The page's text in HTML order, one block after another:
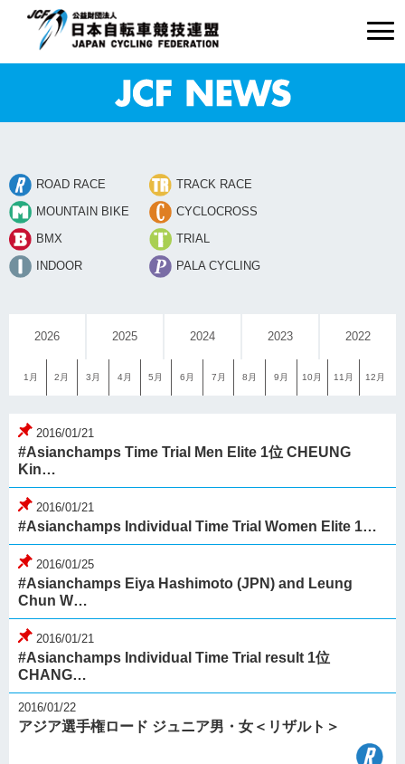
ROAD RACE
TRACK RACE
MOUNTAIN BIKE
CYCLOCROSS
BMX
TRIAL
INDOOR
PALA CYCLING
2026 2025 2024 2023 2022
1月 2月 3月 4月 5月 6月 7月 8月 9月 10月 11月 12月
2016/01/21
#Asianchamps Time Trial Men Elite 1位 CHEUNG
Kin…
2016/01/21
#Asianchamps Individual Time Trial Women Elite 1…
2016/01/25
#Asianchamps Eiya Hashimoto (JPN) and Leung
Chun W…
2016/01/21
#Asianchamps Individual Time Trial result 1位
CHANG…
2016/01/22
アジア選手権ロード ジュニア男・女＜リザルト＞